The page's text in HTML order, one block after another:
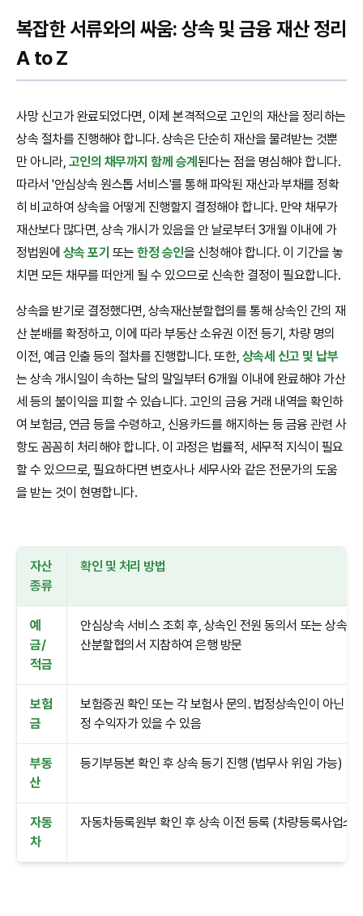
복잡한 서류와의 싸움: 상속 및 금융 재산 정리
A to Z
사망 신고가 완료되었다면, 이제 본격적으로 고인의 재산을 정리하는
상속 절차를 진행해야 합니다. 상속은 단순히 재산을 물려받는 것뿐
만 아니라, 고인의 채무까지 함께 승계 된다는 점을 명심해야 합니다.
따라서 '안심상속 원스톱 서비스'를 통해 파악된 재산과 부채를 정확
히 비교하여 상속을 어떻게 진행할지 결정해야 합니다. 만약 채무가
재산보다 많다면, 상속 개시가 있음을 안 날로부터 3개월 이내에 가
정법원에 상속 포기 또는한정 승인을 신청해야 합니다. 이 기간을 놓
치면 모든 채무를 떠안게 될 수 있으므로 신속한 결정이 필요합니다.
상속을 받기로 결정했다면, 상속재산분할협의를 통해 상속인 간의 재
산 분배를 확정하고, 이에 따라 부동산 소유권 이전 등기, 차량 명의
이전, 예금 인출 등의 절차를 진행합니다. 또한, 상속세 신고 및 납부
는 상속 개시일이 속하는 달의 말일부터 6개월 이내에 완료해야 가산
세 등의 불이익을 피할 수 있습니다. 고인의 금융 거래 내역을 확인하
여 보험금, 연금 등을 수령하고, 신용카드를 해지하는 등 금융 관련 사
항도 꼼꼼히 처리해야 합니다. 이 과정은 법률적, 세무적 지식이 필요
할 수 있으므로, 필요하다면 변호사나 세무사와 같은 전문가의 도움
을 받는 것이 현명합니다.
자산
종류
확인 및 처리 방법
예
금/
적금
안심상속 서비스 조회 후, 상속인 전원 동의서 또는 상속재
산분할협의서 지참하여 은행 방문
보험
금
보험증권 확인 또는 각 보험사 문의. 법정상속인이 아닌 지
정 수익자가 있을 수 있음
부동
산
등기부등본 확인 후 상속 등기 진행 (법무사 위임 가능)
자동
차
자동차등록원부 확인 후 상속 이전 등록 (차량등록사업소)